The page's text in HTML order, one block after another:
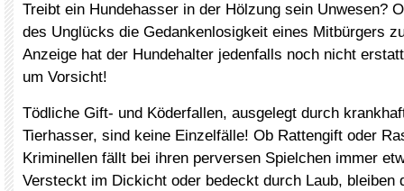
Treibt ein Hundehasser in der Hölzung sein Unwesen?
des Unglücks die Gedankenlosigkeit eines Mitbürgers
Anzeige hat der Hundehalter jedenfalls noch nicht
um Vorsicht!
Tödliche Gift- und Köderfallen, ausgelegt durch
Tierhasser, sind keine Einzelfälle! Ob Rattengift oder
Kriminellen fällt bei ihren perversen Spielchen immer
Versteckt im Dickicht oder bedeckt durch Laub, bleiben